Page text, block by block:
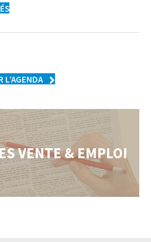
L’AGENDA
VENTE & EMPLOI